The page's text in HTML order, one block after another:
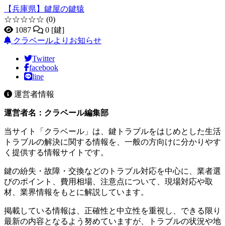
【兵庫県】鍵屋の鍵猿
☆☆☆☆☆ (0)
1087
0 [鍵]
クラベールよりお知らせ
Twitter
facebook
line
運営者情報
運営者名：クラベール編集部
当サイト「クラベール」は、鍵トラブルをはじめとした生活
トラブルの解決に関する情報を、一般の方向けに分かりやす
く提供する情報サイトです。
鍵の紛失・故障・交換などのトラブル対応を中心に、業者選
びのポイント、費用相場、注意点について、現場対応や取
材、業界情報をもとに解説しています。
掲載している情報は、正確性と中立性を重視し、できる限り
最新の内容となるよう努めていますが、トラブルの状況や地